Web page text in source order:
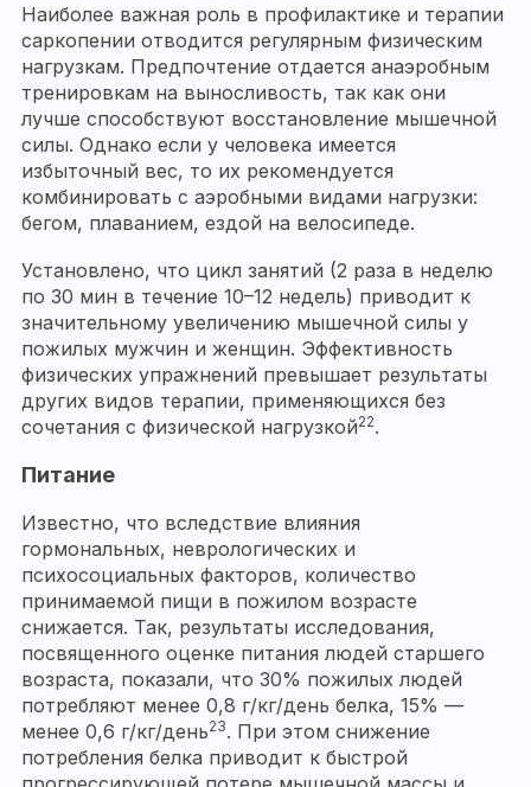
Наиболее важная роль в профилактике и терапии
саркопении отводится регулярным физическим
нагрузкам. Предпочтение отдается анаэробным
тренировкам на выносливость, так как они
лучше способствуют восстановление мышечной
силы. Однако если у человека имеется
избыточный вес, то их рекомендуется
комбинировать с аэробными видами нагрузки:
бегом, плаванием, ездой на велосипеде.
Установлено, что цикл занятий (2 раза в неделю
по 30 мин в течение 10–12 недель) приводит к
значительному увеличению мышечной силы у
пожилых мужчин и женщин. Эффективность
физических упражнений превышает результаты
других видов терапии, применяющихся без
сочетания с физической нагрузкой22.
Питание
Известно, что вследствие влияния
гормональных, неврологических и
психосоциальных факторов, количество
принимаемой пищи в пожилом возрасте
снижается. Так, результаты исследования,
посвященного оценке питания людей старшего
возраста, показали, что 30% пожилых людей
потребляют менее 0,8 г/кг/день белка, 15% —
менее 0,6 г/кг/день23. При этом снижение
потребления белка приводит к быстрой